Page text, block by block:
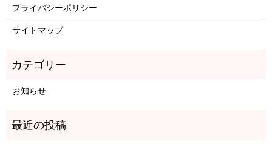
プライバシーポリシー
サイトマップ
お知らせ